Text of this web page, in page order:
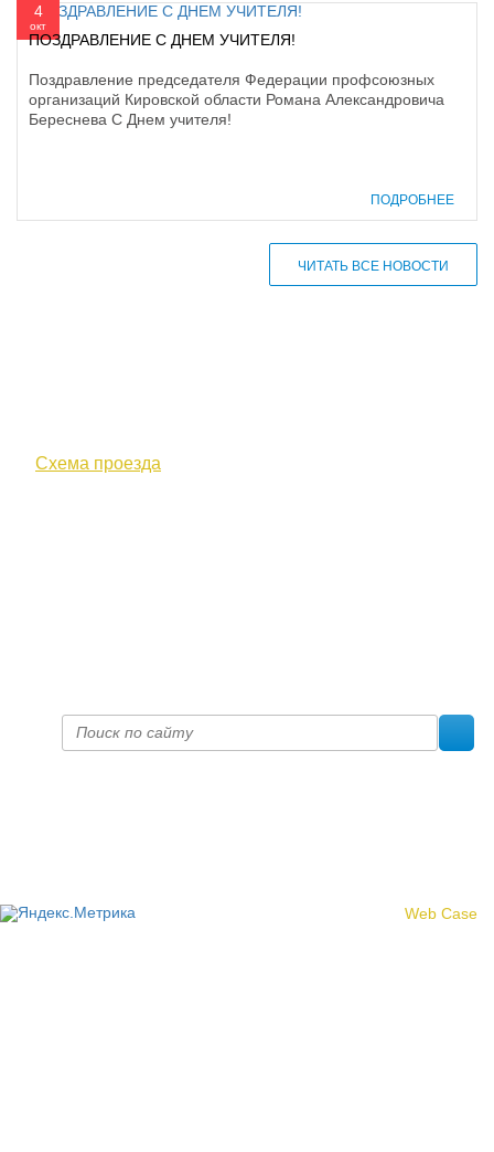
4
окт
ПОЗДРАВЛЕНИЕ С ДНЕМ УЧИТЕЛЯ!
Поздравление председателя Федерации профсоюзных
организаций Кировской области Романа Александровича
Береснева С Днем учителя!
ПОДРОБНЕЕ
ЧИТАТЬ ВСЕ НОВОСТИ
Схема проезда
Web Case